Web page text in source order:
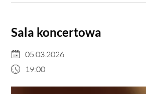
Sala koncertowa
05.03.2026
19:00